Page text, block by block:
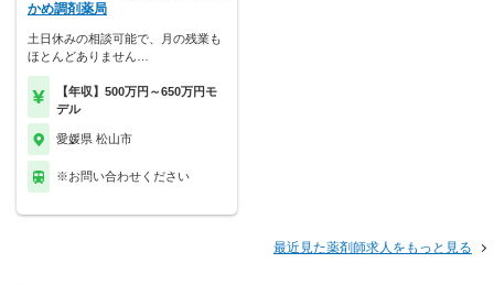
かめ調剤薬局
土日休みの相談可能で、月の残業も
ほとんどありません…
【年収】500万円～650万円モ
デル
愛媛県 松山市
※お問い合わせください
最近見た薬剤師求人をもっと見る